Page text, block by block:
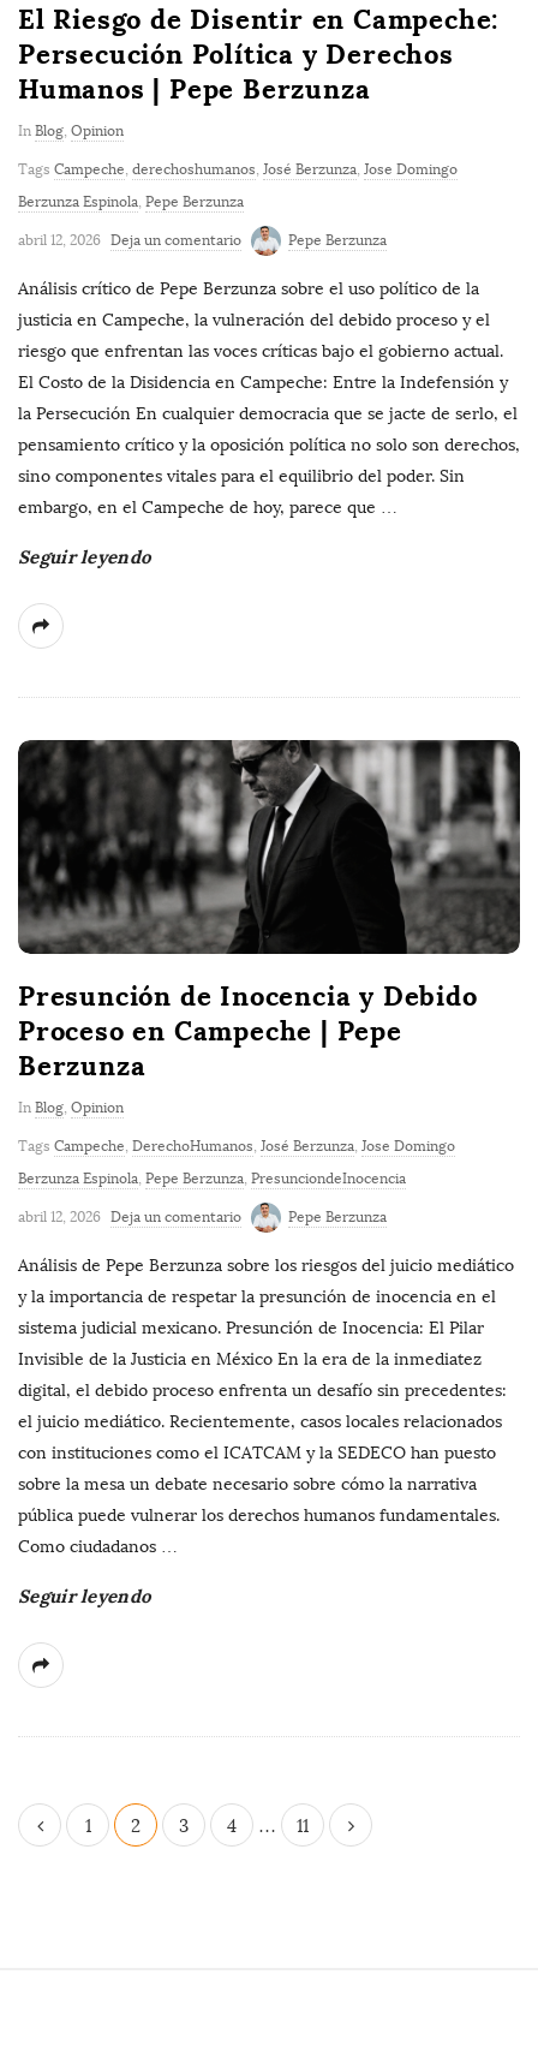
El Riesgo de Disentir en Campeche:
Persecución Política y Derechos
Humanos | Pepe Berzunza
In Blog Opinion
Tags Campeche derechoshumanos José Berzunza Jose Domingo
Berzunza Espinola Pepe Berzunza
abril 12, 2026 Deja un comentario Pepe Berzunza
Análisis crítico de Pepe Berzunza sobre el uso político de la
justicia en Campeche, la vulneración del debido proceso y el
riesgo que enfrentan las voces críticas bajo el gobierno actual.
El Costo de la Disidencia en Campeche: Entre la Indefensión y
la Persecución En cualquier democracia que se jacte de serlo, el
pensamiento crítico y la oposición política no solo son derechos,
sino componentes vitales para el equilibrio del poder. Sin
embargo, en el Campeche de hoy, parece que …
Seguir leyendo
Presunción de Inocencia y Debido
Proceso en Campeche | Pepe
Berzunza
In Blog Opinion
Tags Campeche DerechoHumanos José Berzunza Jose Domingo
Berzunza Espinola Pepe Berzunza PresunciondeInocencia
abril 12, 2026 Deja un comentario Pepe Berzunza
Análisis de Pepe Berzunza sobre los riesgos del juicio mediático
y la importancia de respetar la presunción de inocencia en el
sistema judicial mexicano. Presunción de Inocencia: El Pilar
Invisible de la Justicia en México En la era de la inmediatez
digital, el debido proceso enfrenta un desafío sin precedentes:
el juicio mediático. Recientemente, casos locales relacionados
con instituciones como el ICATCAM y la SEDECO han puesto
sobre la mesa un debate necesario sobre cómo la narrativa
pública puede vulnerar los derechos humanos fundamentales.
Como ciudadanos …
Seguir leyendo
P
a
1 2 3 4 … 11